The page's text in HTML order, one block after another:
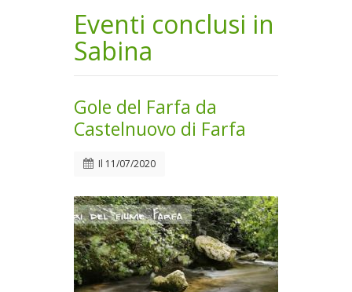
Eventi conclusi in
Sabina
Gole del Farfa da
Castelnuovo di Farfa
Il 11/07/2020